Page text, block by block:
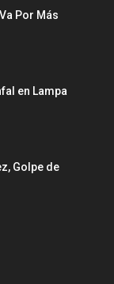
Por Más
en Lampa
Golpe de